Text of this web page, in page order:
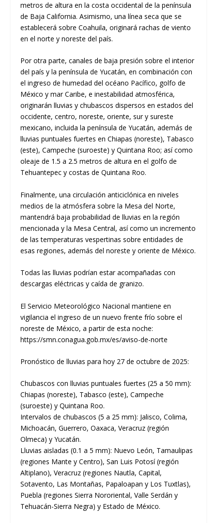
metros de altura en la costa occidental de la península
de Baja California. Asimismo, una línea seca que se
establecerá sobre Coahuila, originará rachas de viento
en el norte y noreste del país.
Por otra parte, canales de baja presión sobre el interior
del país y la península de Yucatán, en combinación con
el ingreso de humedad del océano Pacífico, golfo de
México y mar Caribe, e inestabilidad atmosférica,
originarán lluvias y chubascos dispersos en estados del
occidente, centro, noreste, oriente, sur y sureste
mexicano, incluida la península de Yucatán, además de
lluvias puntuales fuertes en Chiapas (noreste), Tabasco
(este), Campeche (suroeste) y Quintana Roo; así como
oleaje de 1.5 a 2.5 metros de altura en el golfo de
Tehuantepec y costas de Quintana Roo.
Finalmente, una circulación anticiclónica en niveles
medios de la atmósfera sobre la Mesa del Norte,
mantendrá baja probabilidad de lluvias en la región
mencionada y la Mesa Central, así como un incremento
de las temperaturas vespertinas sobre entidades de
esas regiones, además del noreste y oriente de México.
Todas las lluvias podrían estar acompañadas con
descargas eléctricas y caída de granizo.
El Servicio Meteorológico Nacional mantiene en
vigilancia el ingreso de un nuevo frente frío sobre el
noreste de México, a partir de esta noche:
https://smn.conagua.gob.mx/es/aviso-de-norte
Pronóstico de lluvias para hoy 27 de octubre de 2025:
Chubascos con lluvias puntuales fuertes (25 a 50 mm):
Chiapas (noreste), Tabasco (este), Campeche
(suroeste) y Quintana Roo.
Intervalos de chubascos (5 a 25 mm): Jalisco, Colima,
Michoacán, Guerrero, Oaxaca, Veracruz (región
Olmeca) y Yucatán.
Lluvias aisladas (0.1 a 5 mm): Nuevo León, Tamaulipas
(regiones Mante y Centro), San Luis Potosí (región
Altiplano), Veracruz (regiones Nautla, Capital,
Sotavento, Las Montañas, Papaloapan y Los Tuxtlas),
Puebla (regiones Sierra Nororiental, Valle Serdán y
Tehuacán-Sierra Negra) y Estado de México.